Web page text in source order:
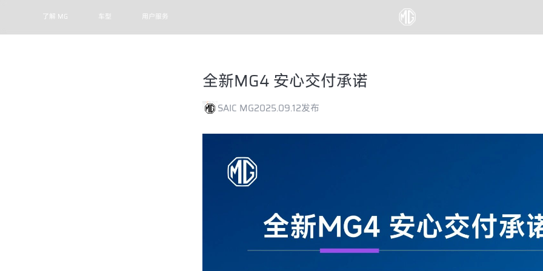
了解 MG 车型 用户服务
全新MG4 安心交付承诺
SAIC MG2025.09.12发布